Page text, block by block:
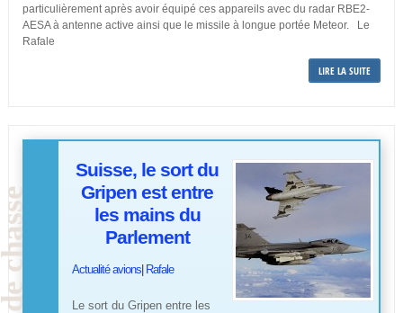
particulièrement après avoir équipé ces appareils avec du radar RBE2-
AESA à antenne active ainsi que le missile à longue portée Meteor. Le
Rafale
LIRE LA SUITE
Suisse, le sort du
Gripen est entre
les mains du
Parlement
Actualité avions| Rafale
Le sort du Gripen entre les